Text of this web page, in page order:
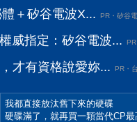
＋矽谷電波X... PR・矽谷
威指定：矽谷電波...
才有資格說愛妳... PR・
我都直接放汰舊下來的硬碟
硬碟滿了，就再買一顆當代CP最